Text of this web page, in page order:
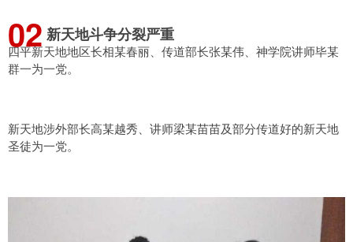
02 新天地斗争分裂严重
四平新天地地区长相某春丽、传道部长张某伟、神学院讲师毕某
群一为一党。
新天地涉外部长高某越秀、讲师梁某苗苗及部分传道好的新天地
圣徒为一党。